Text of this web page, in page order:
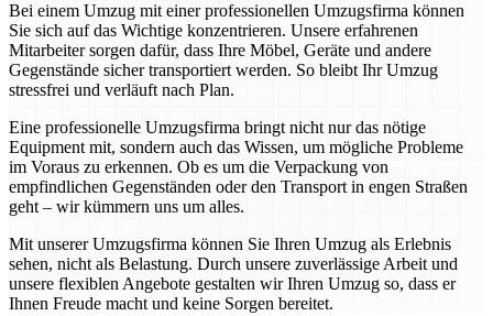
Bei einem Umzug mit einer professionellen Umzugsfirma können
Sie sich auf das Wichtige konzentrieren. Unsere erfahrenen
Mitarbeiter sorgen dafür, dass Ihre Möbel, Geräte und andere
Gegenstände sicher transportiert werden. So bleibt Ihr Umzug
stressfrei und verläuft nach Plan.
Eine professionelle Umzugsfirma bringt nicht nur das nötige
Equipment mit, sondern auch das Wissen, um mögliche Probleme
im Voraus zu erkennen. Ob es um die Verpackung von
empfindlichen Gegenständen oder den Transport in engen Straßen
geht – wir kümmern uns um alles.
Mit unserer Umzugsfirma können Sie Ihren Umzug als Erlebnis
sehen, nicht als Belastung. Durch unsere zuverlässige Arbeit und
unsere flexiblen Angebote gestalten wir Ihren Umzug so, dass er
Ihnen Freude macht und keine Sorgen bereitet.